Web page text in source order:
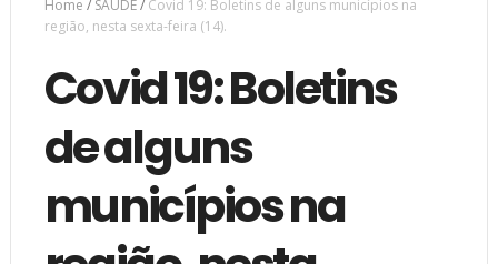
Home / SAÚDE/ Covid 19: Boletins de alguns municípios na
região, nesta sexta-feira (14).
Covid 19: Boletins
de alguns
municípios na